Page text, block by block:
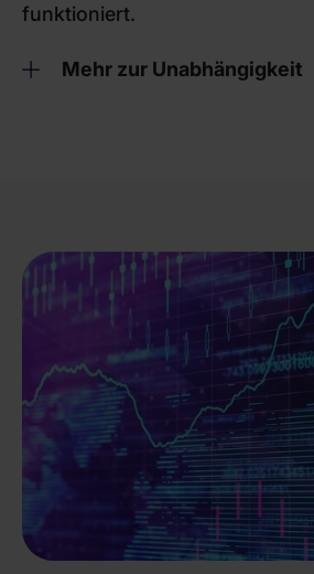
funktioniert.
Mehr zur Unabhängigkeit